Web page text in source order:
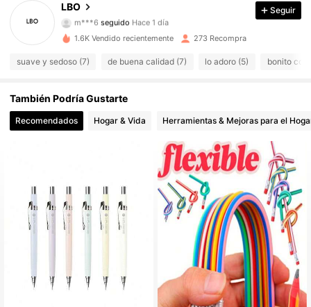
LBO
m***6
4.90
63 Seguidores
4.90
4.90 63 Seguidores
4.90 63 Seguidores
4.90 63 Seguidores
Seguir
1.6K Vendido recientemente 273 Recompra
suave y sedoso (7) de buena calidad (7) lo adoro (5) bonito
También Podría Gustarte
Recomendados Hogar & Vida Herramientas & Mejoras para el